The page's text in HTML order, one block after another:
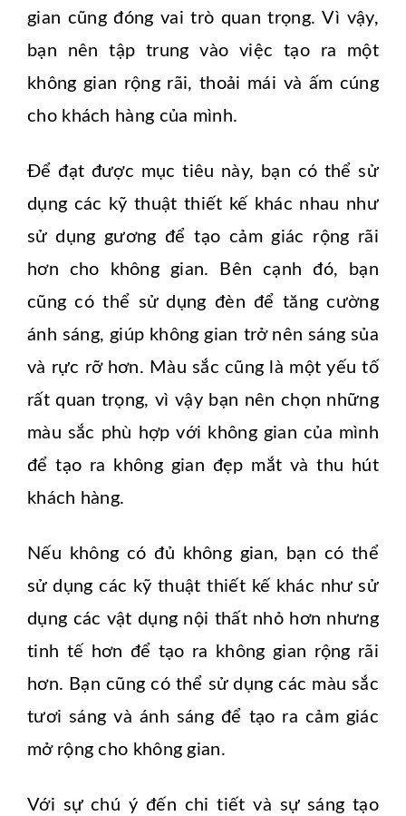
gian cũng đóng vai trò quan trọng. Vì vậy,
bạn nên tập trung vào việc tạo ra một
không gian rộng rãi, thoải mái và ấm cúng
cho khách hàng của mình.
Để đạt được mục tiêu này, bạn có thể sử
dụng các kỹ thuật thiết kế khác nhau như
sử dụng gương để tạo cảm giác rộng rãi
hơn cho không gian. Bên cạnh đó, bạn
cũng có thể sử dụng đèn để tăng cường
ánh sáng, giúp không gian trở nên sáng sủa
và rực rỡ hơn. Màu sắc cũng là một yếu tố
rất quan trọng, vì vậy bạn nên chọn những
màu sắc phù hợp với không gian của mình
để tạo ra không gian đẹp mắt và thu hút
khách hàng.
Nếu không có đủ không gian, bạn có thể
sử dụng các kỹ thuật thiết kế khác như sử
dụng các vật dụng nội thất nhỏ hơn nhưng
tinh tế hơn để tạo ra không gian rộng rãi
hơn. Bạn cũng có thể sử dụng các màu sắc
tươi sáng và ánh sáng để tạo ra cảm giác
mở rộng cho không gian.
Với sự chú ý đến chi tiết và sự sáng tạo